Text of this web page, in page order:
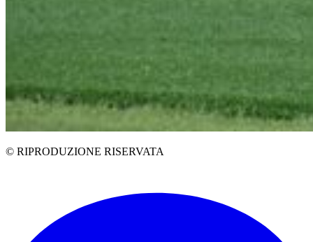
© RIPRODUZIONE RISERVATA